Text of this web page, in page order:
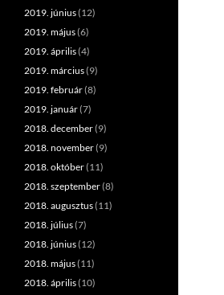
2019. június(12)
2019. május(6)
2019. április(4)
2019. március(9)
2019. február(8)
2019. január(7)
2018. december(9)
2018. november(9)
2018. október(11)
2018. szeptember(8)
2018. augusztus(11)
2018. július(7)
2018. június(12)
2018. május(11)
2018. április(10)